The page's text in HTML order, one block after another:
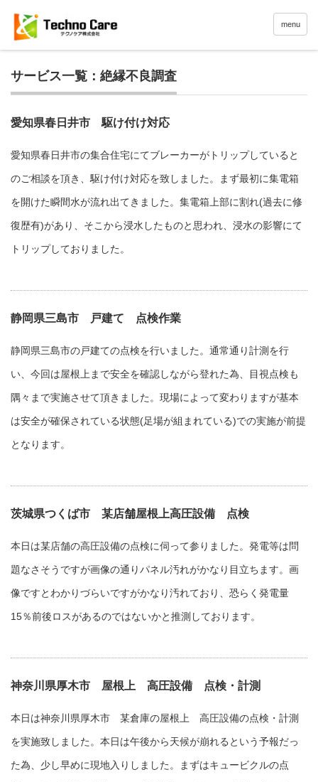
menu
サービス一覧：絶縁不良調査
愛知県春日井市 駆け付け対応
愛知県春日井市の集合住宅にてブレーカーがトリップしていると
のご相談を頂き、駆け付け対応を致しました。まず最初に集電箱
を開けた瞬間水が流れ出てきました。集電箱上部に割れ(過去に修
復歴有)があり、そこから浸水したものと思われ、浸水の影響にて
トリップしておりました。
静岡県三島市 戸建て 点検作業
静岡県三島市の戸建ての点検を行いました。通常通り計測を行
い、今回は屋根上まで安全を確認しながら登れた為、目視点検も
隅々まで実施させて頂きました。現場によって変わりますが基本
は安全が確保されている状態(足場が組まれている)での実施が前提
となります。
茨城県つくば市 某店舗屋根上高圧設備 点検
本日は某店舗の高圧設備の点検に伺って参りました。発電等は問
題なさそうですが画像の通りパネル汚れがかなり目立ちます。画
像ですとわかりづらいですがかなり汚れており、恐らく発電量
15％前後ロスがあるのではないかと推測しております。
神奈川県厚木市 屋根上 高圧設備 点検・計測
本日は神奈川県厚木市 某倉庫の屋根上 高圧設備の点検・計測
を実施致しました。本日は午後から天候が崩れるという予報だっ
た為、少し早めに現地入りしました。まずはキュービクルの点